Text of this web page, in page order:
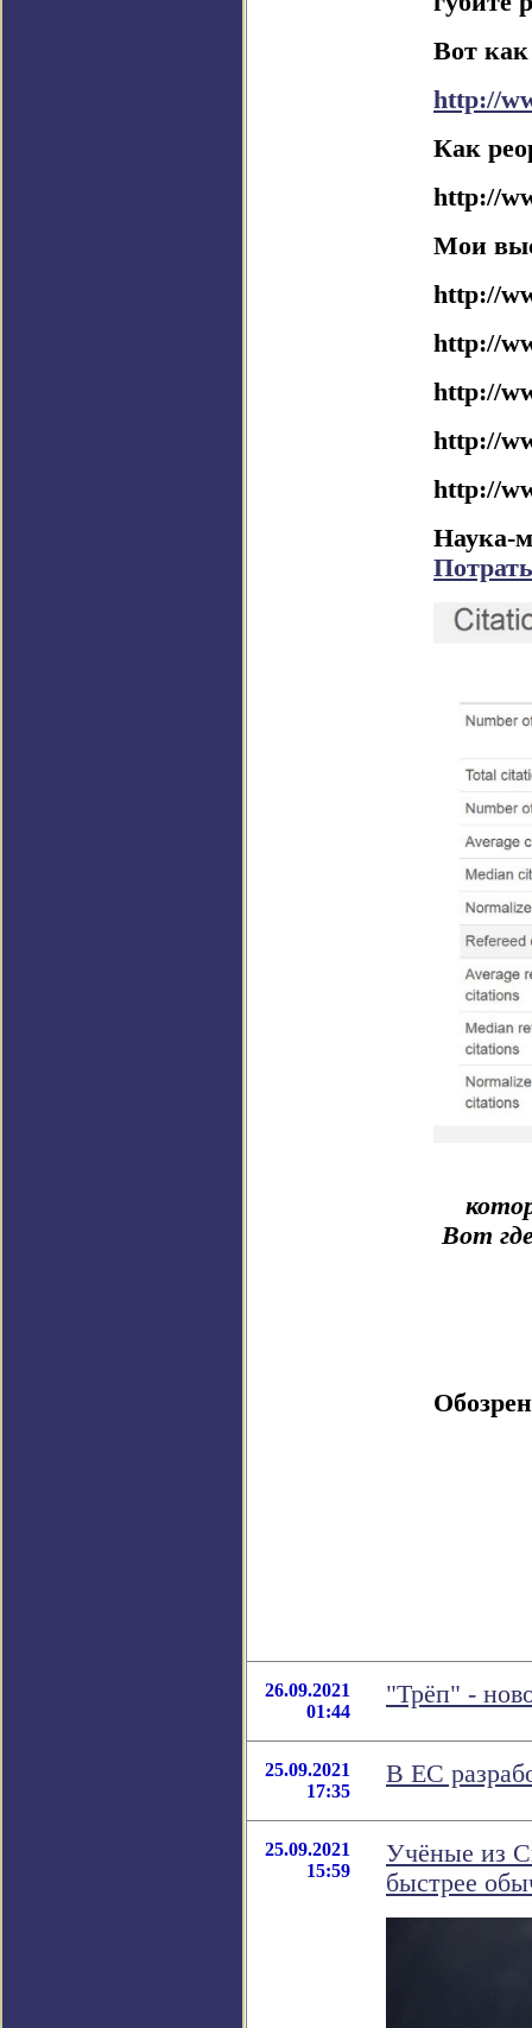
Вот
http://
Как
http://
Мои
http://
http://
http://
http://
http://
Наука-
Вот
26.09.2021
01:44
"Трёп" -
25.09.2021
17:35
В ЕС
25.09.2021
15:59
Учёные из
быстрее